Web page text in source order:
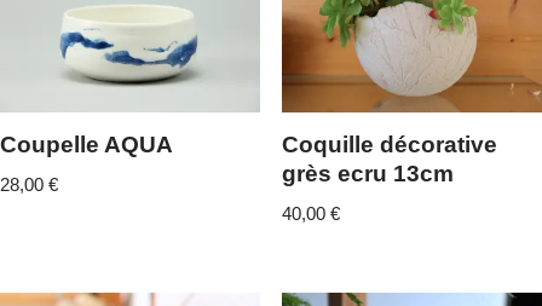
Coupelle AQUA
28,00 €
Coquille décorative
grès ecru 13cm
40,00 €